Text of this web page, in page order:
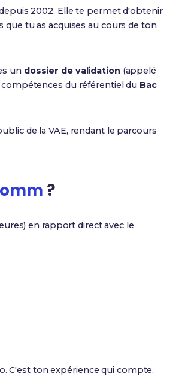
2002. Elle te permet d'obtenir
tu as acquises au cours de ton
un dossier de validation (appelé
du référentiel du Bac
de la VAE, rendant le parcours
?
en rapport direct avec le
C'est ton expérience qui compte,